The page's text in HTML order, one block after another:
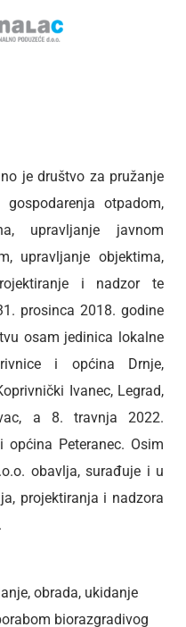
je društvo za pružanje
otpadom,
upravljanje javnom
upravljanje objektima,
i nadzor te
prosinca 2018. godine
osam jedinica lokalne
i općina Drnje,
Ivanec, Legrad,
a 8. travnja 2022.
Peteranec. Osim
obavlja, surađuje i u
projektiranja i nadzora
obrada, ukidanje
biorazgradivog